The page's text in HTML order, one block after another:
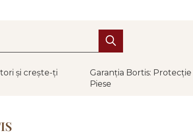
și crește-ți
Garanția Bortis:
Piese